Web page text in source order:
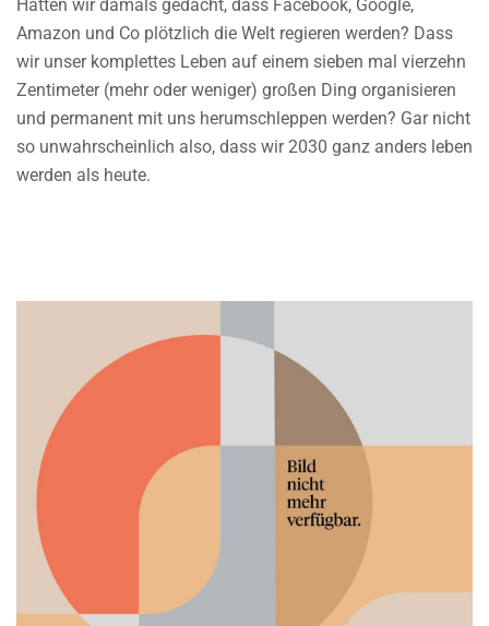
Hätten wir damals gedacht, dass Facebook, Google,
Amazon und Co plötzlich die Welt regieren werden? Dass
wir unser komplettes Leben auf einem sieben mal vierzehn
Zentimeter (mehr oder weniger) großen Ding organisieren
und permanent mit uns herumschleppen werden? Gar nicht
so unwahrscheinlich also, dass wir 2030 ganz anders leben
werden als heute.